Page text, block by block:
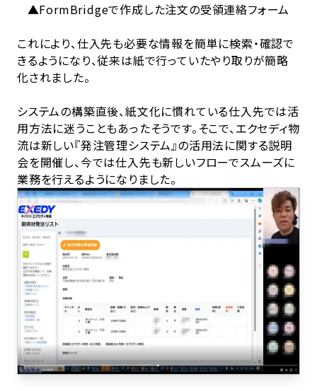
▲FormBridgeで作成した注文の受領連絡フォーム
これにより、仕入先も必要な情報を簡単に検索・確認で
きるようになり、従来は紙で行っていたやり取りが簡略
化されました。
システムの構築直後、紙文化に慣れている仕入先では活
用方法に迷うこともあったそうです。そこで、エクセディ物
流は新しい『発注管理システム』の活用法に関する説明
会を開催し、今では仕入先も新しいフローでスムーズに
業務を行えるようになりました。